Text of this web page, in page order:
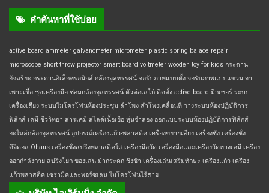
คำค้นหาที่ใช้บ่อย
active board ammeter galvanometer micrometer plastic spring balace repair
microscope short throw projector smart board voltmeter wooden toy for kids กระดาน
อัจฉริยะ กระดานอิเล็กทรอนิกส์ กล้องจุลทรรศน์ จอรับภาพแบบตั้ง จอรับภาพแบบแขวน จา
เพาะเชื้อ ชุดเครื่องมือ ซ่อมกล้องจุลทรรศน์ ตัวต่อเลโก้ ติดตั้ง active board มิกเซอร์ ระบบ
เครื่องเสียง ระบบไมโครโฟนห้องประชุม ลำโพง ลำโพงเคลื่อนที่ วางระบบห้องปฏิบัติการ
ฟิสิกส์ เคมี ชีววิทยา สารเคมี สไลด์เนื้อเยื่อ หุ่นจำลอง ออกแบบระบบห้องปฏิบัติการฟิสิกส์
อะไหล่กล้องจุลทรรศน์ อุปกรณ์เครื่องแก้ว-พลาสติค เครื่องขยายเสียง เครื่องชั่ง เครื่องชั่ง
ดิจิตอล Ohaus เครื่องชั่งสปริงพลาสติคใส เครื่องมือวัด เครื่องมือและเครื่องวัดทางเคมี เครื่อง
ออกกำลังกาย สปริงโยก ของเล่น ม้ากระดก ชิงช้า เครื่องเล่นเสริมทักษะ เครื่องแก้ว เครื่อง
แก้วพลาสติค เซรามิคและพอร์ซเลน ไมโครโฟนไร้สาย